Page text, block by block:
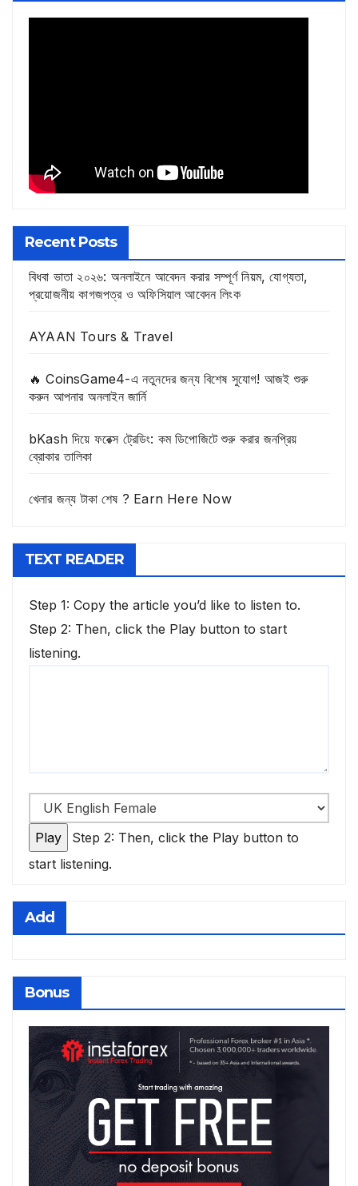
Recent Posts
বিধবা ভাতা ২০২৬: অনলাইনে আবেদন করার সম্পূর্ণ নিয়ম, যোগ্যতা,
প্রয়োজনীয় কাগজপত্র ও অফিসিয়াল আবেদন লিংক
AYAAN Tours & Travel
🔥 CoinsGame4-এ নতুনদের জন্য বিশেষ সুযোগ! আজই শুরু
করুন আপনার অনলাইন জার্নি
bKash দিয়ে ফরেক্স ট্রেডিং: কম ডিপোজিটে শুরু করার জনপ্রিয়
ব্রোকার তালিকা
খেলার জন্য টাকা শেষ ? Earn Here Now
TEXT READER
Step 1: Copy the article you’d like to listen to.
Step 2: Then, click the Play button to start
listening.
Step 2: Then, click the Play button to
start listening.
Add
Bonus